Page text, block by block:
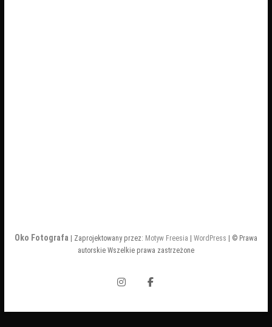
Oko Fotografa | Zaprojektowany przez: Motyw Freesia WordPress | © Prawa
autorskie Wszelkie prawa zastrzeżone
Instagram
Facebook